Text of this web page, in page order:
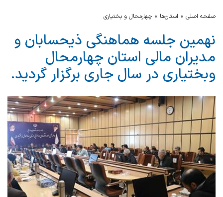
صفحه اصلی استان‌ها چهارمحال و بختياري
نهمین جلسه هماهنگی ذیحسابان و
مدیران مالی استان چهارمحال
وبختیاری در سال جاری برگزار گردید.